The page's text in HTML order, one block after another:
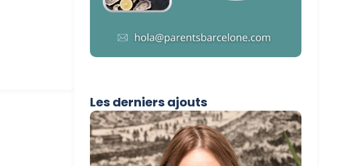
Les derniers ajouts